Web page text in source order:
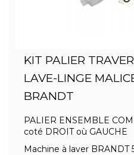
KIT PALIER
LAVE-LINGE
BRANDT
PALIER ENSEMBLE
coté DROIT où GAUCHE
Machine à laver BRANDT